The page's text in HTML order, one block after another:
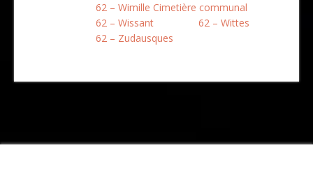
62 – Wimille Cimetière communal
62 – Wissant
62 – Wittes
62 – Zudausques